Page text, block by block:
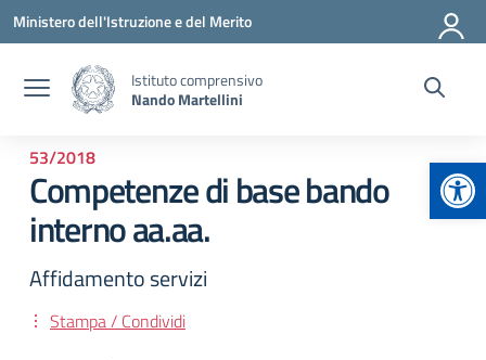
Vai ai contenuti
Vai al menu di navigazione
Vai al footer
Ministero dell'Istruzione e del Merito
Istituto comprensivo
Nando Martellini
53/2018
Competenze di base bando
interno aa.aa.
Affidamento servizi
Stampa / Condividi